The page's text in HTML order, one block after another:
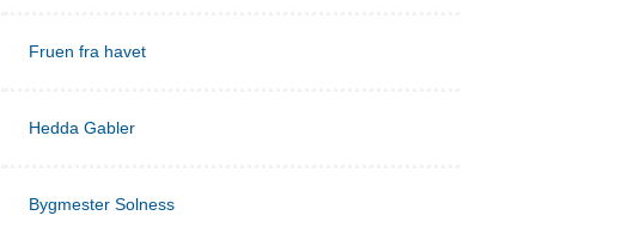
Fruen fra havet
Hedda Gabler
Bygmester Solness